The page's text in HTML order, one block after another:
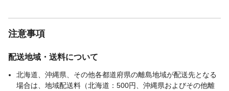
フィルタ捕集効率試
験
PFE(微粒子捕集効率)、BFE(細菌捕集効
注意事項
配送地域・送料について
北海道、沖縄県、その他各都道府県の離島地域が配送先となる
場合は、地域配送料（北海道：500円、沖縄県およびその他離